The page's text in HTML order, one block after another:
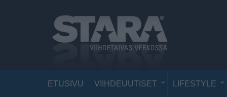
ETUSIVU VIIHDEUUTISET LIFESTYLE